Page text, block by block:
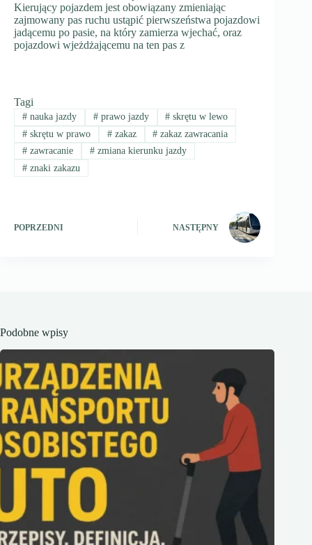
Kierujący pojazdem jest obowiązany zmieniając
zajmowany pas ruchu ustąpić pierwszeństwa pojazdowi
jadącemu po pasie, na który zamierza wjechać, oraz
pojazdowi wjeżdżającemu na ten pas z
Tagi
#nauka jazdy #prawo jazdy # skrętu w lewo
#skrętu w prawo #zakaz # zakaz zawracania
#zawracanie #zmiana kierunku jazdy
#znaki zakazu
POPRZEDNI NASTĘPNY
Podobne wpisy